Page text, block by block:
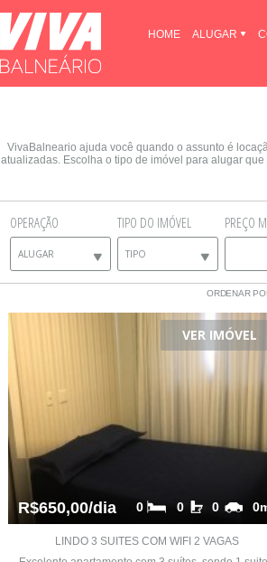
HOME ALUGAR
VivaBalneario ajuda você quando o assunto é
atualizadas. Escolha o tipo de imóvel para alugar
OPERAÇÃO
ALUGAR
TIPO DO IMÓVEL
TIPO
PREÇO
ORDENAR
VER IMÓVEL
R$650,00/dia 0
0
0
LINDO 3 SUITES COM WIFI 2 VAGAS